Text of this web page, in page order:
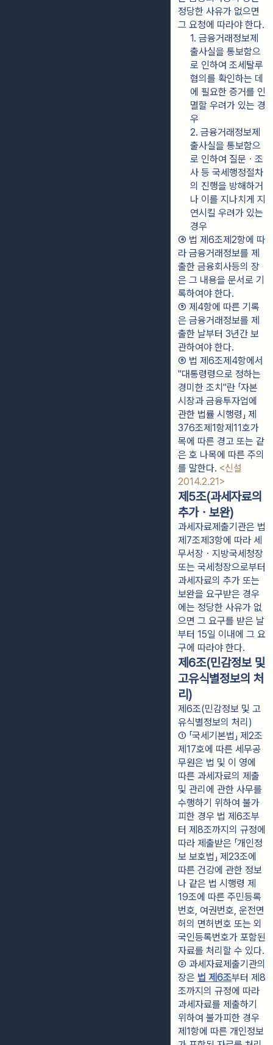
정당한 사유가 없으면
그 요청에 따라야 한다.
1. 금융거래정보제
출사실을 통보함으
로 인하여 조세탈루
혐의를 확인하는 데
에 필요한 증거를 인
멸할 우려가 있는 경
우
2. 금융거래정보제
출사실을 통보함으
로 인하여 질문ㆍ조
사 등 국세행정절차
의 진행을 방해하거
나 이를 지나치게 지
연시킬 우려가 있는
경우
④ 법 제6조제2항에 따
라 금융거래정보를 제
출한 금융회사등의 장
은 그 내용을 문서로 기
록하여야 한다.
⑤ 제4항에 따른 기록
은 금융거래정보를 제
출한 날부터 3년간 보
관하여야 한다.
⑥ 법 제6조제4항에서
"대통령령으로 정하는
경미한 조치"란 「자본
시장과 금융투자업에
관한 법률 시행령」 제
376조제1항제11호가
목에 따른 경고 또는 같
은 호 나목에 따른 주의
를 말한다. <신설
2014.2.21>
제5조(과세자료의
추가ㆍ보완)
과세자료제출기관은 법
제7조제3항에 따라 세
무서장ㆍ지방국세청장
또는 국세청장으로부터
과세자료의 추가 또는
보완을 요구받은 경우
에는 정당한 사유가 없
으면 그 요구를 받은 날
부터 15일 이내에 그 요
구에 따라야 한다.
제6조(민감정보 및
고유식별정보의 처
리)
제6조(민감정보 및 고
유식별정보의 처리)
① 「국세기본법」 제2조
제17호에 따른 세무공
무원은 법 및 이 영에
따른 과세자료의 제출
및 관리에 관한 사무를
수행하기 위하여 불가
피한 경우 법 제6조부
터 제8조까지의 규정에
따라 제출받은 「개인정
보 보호법」 제23조에
따른 건강에 관한 정보
나 같은 법 시행령 제
19조에 따른 주민등록
번호, 여권번호, 운전면
허의 면허번호 또는 외
국인등록번호가 포함된
자료를 처리할 수 있다.
② 과세자료제출기관의
장은 법 제6조부터 제8
조까지의 규정에 따라
과세자료를 제출하기
위하여 불가피한 경우
제1항에 따른 개인정보